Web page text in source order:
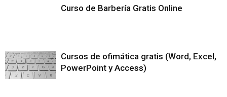
Curso de Barbería Gratis Online
Cursos de ofimática gratis (Word, Excel,
PowerPoint y Access)